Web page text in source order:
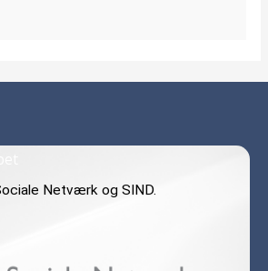
Netværk og SIND.